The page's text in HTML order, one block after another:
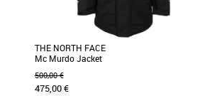
THE NORTH FACE
Mc Murdo Jacket
500,00 €
475,00 €